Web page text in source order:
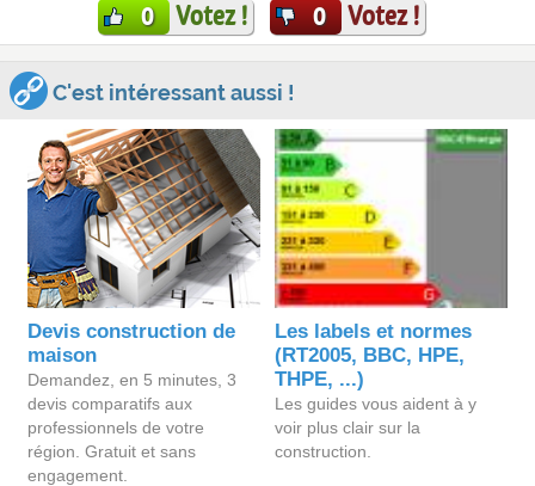
0 Votez ! 0 Votez !
C'est intéressant aussi !
Devis construction de
maison
Demandez, en 5 minutes, 3
devis comparatifs aux
professionnels de votre
région. Gratuit et sans
engagement.
Les labels et normes
(RT2005, BBC, HPE,
THPE, ...)
Les guides vous aident à y
voir plus clair sur la
construction.